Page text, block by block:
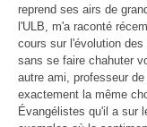
reprend ses airs de
l'ULB, m'a raconté
cours sur l'évolution
sans se faire chahuter
autre ami, professeur
exactement la même
Évangélistes qu'il a sur